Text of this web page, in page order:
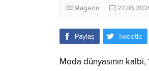
Magazin
Paylaş Tweetle
Moda dünyasının